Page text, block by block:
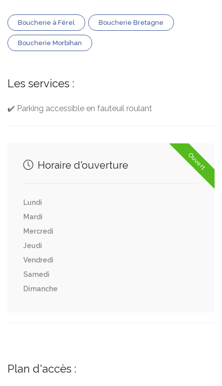
Boucherie à Férel Boucherie Bretagne
Boucherie Morbihan
Les services :
✔️ Parking accessible en fauteuil roulant
Ouvert
Horaire d'ouverture
Lundi
Mardi
Mercredi
Jeudi
Vendredi
Samedi
Dimanche
Plan d'accès :